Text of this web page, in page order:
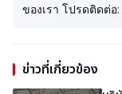
ของเรา โปรดติดต่อ:
ข่าวที่เกี่ยวข้อง